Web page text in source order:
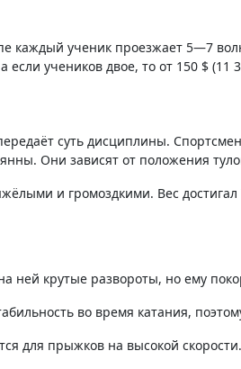
каждый ученик проезжает 5—7
если учеников двое, то от 150 $⁣ (11
суть дисциплины.
Они зависят от положения
и громоздкими. Вес достигал
ней крутые развороты, но ему
во время катания,
для прыжков на высокой